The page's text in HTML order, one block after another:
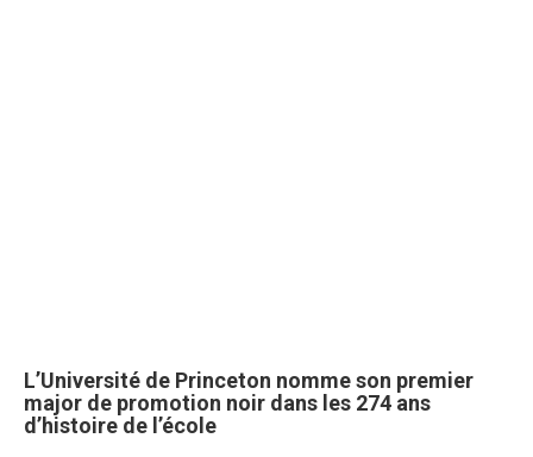
L’Université de Princeton nomme son premier
major de promotion noir dans les 274 ans
d’histoire de l’école